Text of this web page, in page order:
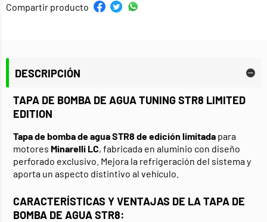
Compartir producto
DESCRIPCIÓN
TAPA DE BOMBA DE AGUA TUNING STR8 LIMITED
EDITION
Tapa de bomba de agua STR8 de edición limitada para
motores Minarelli LC, fabricada en aluminio con diseño
perforado exclusivo. Mejora la refrigeración del sistema y
aporta un aspecto distintivo al vehículo.
CARACTERÍSTICAS Y VENTAJAS DE LA TAPA DE
BOMBA DE AGUA STR8: